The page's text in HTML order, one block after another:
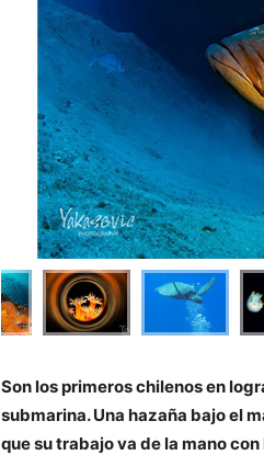
Son los primeros chilenos en
submarina. Una hazaña bajo el
que su trabajo va de la mano